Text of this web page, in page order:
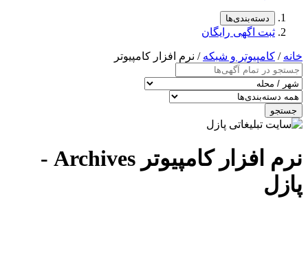
دسته‌بندی‌ها
ثبت اگهی رایگان
خانه / کامپیوتر و شبکه / نرم افزار کامپیوتر
جستجو
نرم افزار کامپیوتر Archives -
پازل